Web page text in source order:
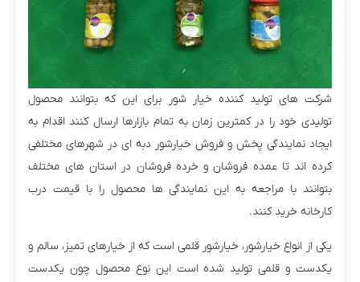
شرکت های تولید کننده خیار شور برای این که بتوانند محصول
تولیدی خود را در کمترین زمان به تمام بازارها ارسال کنند اقدام به
ایجاد نمایندگی پخش و فروش خیارشور دبه ای در شهرهای مختلفی
کرده اند تا عمده فروشان و خرده فروشان در استان های مختلف
بتوانند با مراجعه به این نمایندگی ها محصول را با قیمت درب
کارخانه خرید کنند.
یکی از انواع خیارشور، خیارشور قلمی است که از خیارهای تمیز، سالم و
یکدست و قلمی تولید شده است این نوع محصول چون یکدست